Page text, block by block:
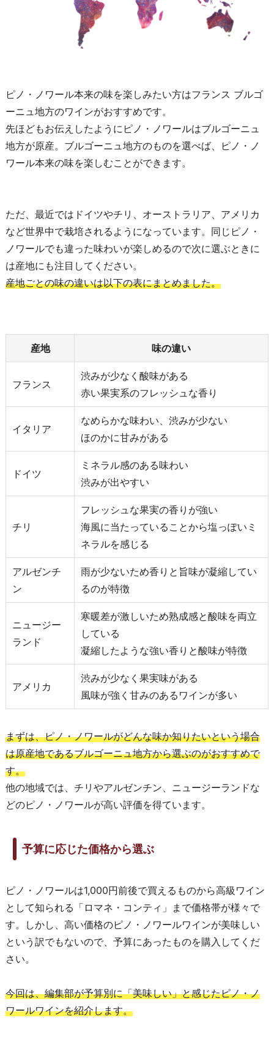
ピノ・ノワール本来の味を楽しみたい方はフランス ブルゴ
ーニュ地方のワインがおすすめです。
先ほどもお伝えしたようにピノ・ノワールはブルゴーニュ
地方が原産。ブルゴーニュ地方のものを選べば、ピノ・ノ
ワール本来の味を楽しむことができます。
ただ、最近ではドイツやチリ、オーストラリア、アメリカ
など世界中で栽培されるようになっています。同じピノ・
ノワールでも違った味わいが楽しめるので次に選ぶときに
は産地にも注目してください。
産地ごとの味の違いは以下の表にまとめました。
産地 味の違い
フランス
渋みが少なく酸味がある
赤い果実系のフレッシュな香り
イタリア
なめらかな味わい、渋みが少ない
ほのかに甘みがある
ドイツ
ミネラル感のある味わい
渋みが出やすい
チリ
フレッシュな果実の香りが強い
海風に当たっていることから塩っぽいミ
ネラルを感じる
アルゼンチ
ン
雨が少ないため香りと旨味が凝縮してい
るのが特徴
ニュージー
ランド
寒暖差が激しいため熟成感と酸味を両立
している
凝縮したような強い香りと酸味が特徴
アメリカ
渋みが少なく果実味がある
風味が強く甘みのあるワインが多い
まずは、ピノ・ノワールがどんな味か知りたいという場合
は原産地であるブルゴーニュ地方から選ぶのがおすすめで
す。
他の地域では、チリやアルゼンチン、ニュージーランドな
どのピノ・ノワールが高い評価を得ています。
予算に応じた価格から選ぶ
ピノ・ノワールは1,000円前後で買えるものから高級ワイン
として知られる「ロマネ・コンティ」まで価格帯が様々で
す。しかし、高い価格のピノ・ノワールワインが美味しい
という訳でもないので、予算にあったものを購入してくだ
さい。
今回は、編集部が予算別に「美味しい」と感じたピノ・ノ
ワールワインを紹介します。